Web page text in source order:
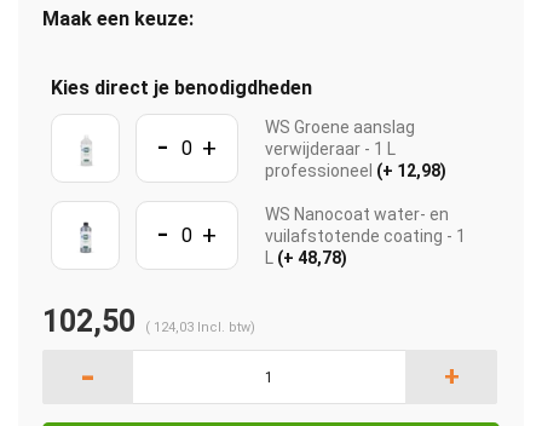
Maak een keuze:
Kies direct je benodigdheden
- +
WS Groene aanslag
verwijderaar - 1 L
professioneel (+ 12,98)
- +
WS Nanocoat water- en
vuilafstotende coating - 1
(+ 48,78)
102,50 ( 124,03 Incl. btw)
- +